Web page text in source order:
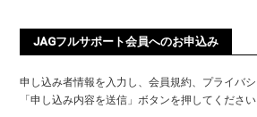
JAGフルサポート会員へのお申込み
申し込み者情報を入力し、会員規約、プライバ
「申し込み内容を送信」ボタンを押してください